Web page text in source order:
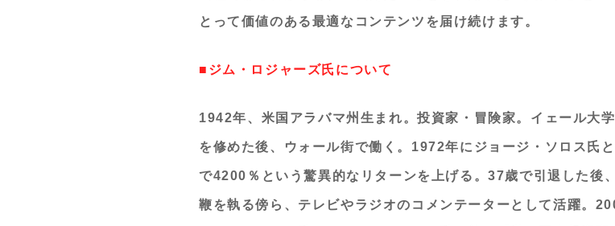
とって価値のある最適なコンテンツを届け続けます。
■ジム・ロジャーズ氏について
1942年、米国アラバマ州生まれ。投資家・冒険家。イェール大
を修めた後、ウォール街で働く。1972年にジョージ・ソロス氏
で4200％という驚異的なリターンを上げる。37歳で引退した後
鞭を執る傍ら、テレビやラジオのコメンテーターとして活躍。